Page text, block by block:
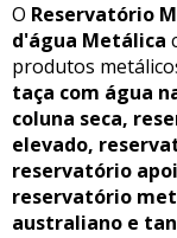
O Reservatório
d'água Metálica
produtos
taça com água
coluna seca,
elevado,
reservatório
reservatório
australiano e